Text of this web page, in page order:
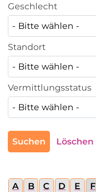
Geschlecht
Standort
Vermittlungsstatus
Suchen Löschen
A B C D E F